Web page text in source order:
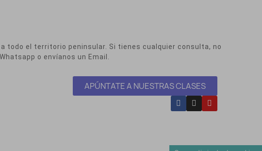
todo el territorio peninsular. Si tienes cualquier consulta, no
o envíanos un Email.
APÚNTATE A NUESTRAS CLASES